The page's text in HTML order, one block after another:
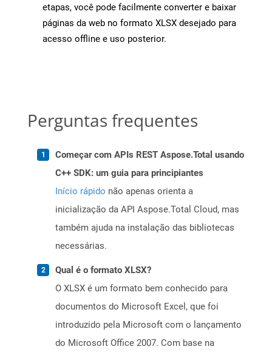
etapas, você pode facilmente converter e baixar
páginas da web no formato XLSX desejado para
acesso offline e uso posterior.
Perguntas frequentes
Começar com APIs REST Aspose.Total usando
C++ SDK: um guia para principiantes
Início rápido não apenas orienta a
inicialização da API Aspose.Total Cloud, mas
também ajuda na instalação das bibliotecas
necessárias.
Qual é o formato XLSX?
O XLSX é um formato bem conhecido para
documentos do Microsoft Excel, que foi
introduzido pela Microsoft com o lançamento
do Microsoft Office 2007. Com base na